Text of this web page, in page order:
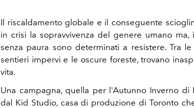
Il riscaldamento globale e il conseguente
in crisi la sopravvivenza del genere umano
senza paura sono determinati a resistere. Tra
sentieri impervi e le oscure foreste, trovano
vita.
Una campagna, quella per l'Autunno Inverno di
dal Kid Studio, casa di produzione di Toronto